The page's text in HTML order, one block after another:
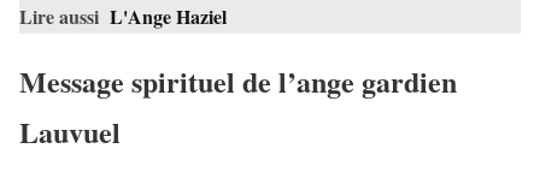
Lire aussi L'Ange Haziel
Message spirituel de l’ange gardien
Lauvuel